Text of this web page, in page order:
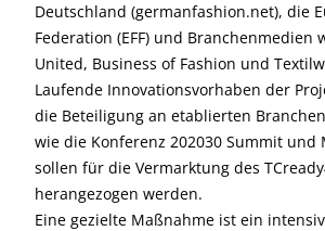
Deutschland (germanfashion.net), die
Federation (EFF) und Branchenmedien
United, Business of Fashion und
Laufende Innovationsvorhaben der
die Beteiligung an etablierten
wie die Konferenz 202030 Summit und
sollen für die Vermarktung des
herangezogen werden.
Eine gezielte Maßnahme ist ein